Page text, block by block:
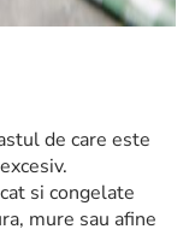
de care este
si congelate
mure sau afine